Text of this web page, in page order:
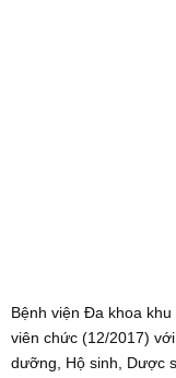
Bệnh viện Đa khoa
viên chức (12/2017)
dưỡng, Hộ sinh, Dược